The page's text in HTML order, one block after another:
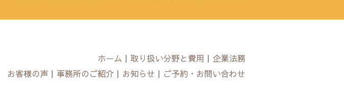
ホーム ｜ 取り扱い分野と費用 ｜ 企業法務
お客様の声 ｜ 事務所のご紹介 ｜ お知らせ ｜ ご予約・お問い合わせ